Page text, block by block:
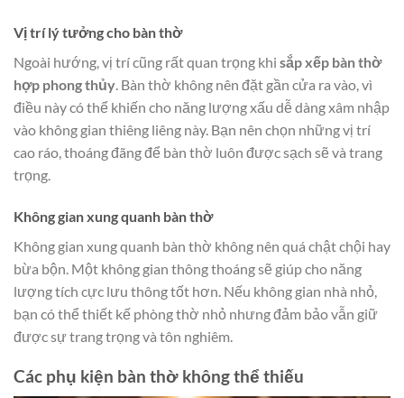
Vị trí lý tưởng cho bàn thờ
Ngoài hướng, vị trí cũng rất quan trọng khi sắp xếp bàn thờ
hợp phong thủy . Bàn thờ không nên đặt gần cửa ra vào, vì
điều này có thể khiến cho năng lượng xấu dễ dàng xâm nhập
vào không gian thiêng liêng này. Bạn nên chọn những vị trí
cao ráo, thoáng đãng để bàn thờ luôn được sạch sẽ và trang
trọng.
Không gian xung quanh bàn thờ
Không gian xung quanh bàn thờ không nên quá chật chội hay
bừa bộn. Một không gian thông thoáng sẽ giúp cho năng
lượng tích cực lưu thông tốt hơn. Nếu không gian nhà nhỏ,
bạn có thể thiết kế phòng thờ nhỏ nhưng đảm bảo vẫn giữ
được sự trang trọng và tôn nghiêm.
Các phụ kiện bàn thờ không thể thiếu